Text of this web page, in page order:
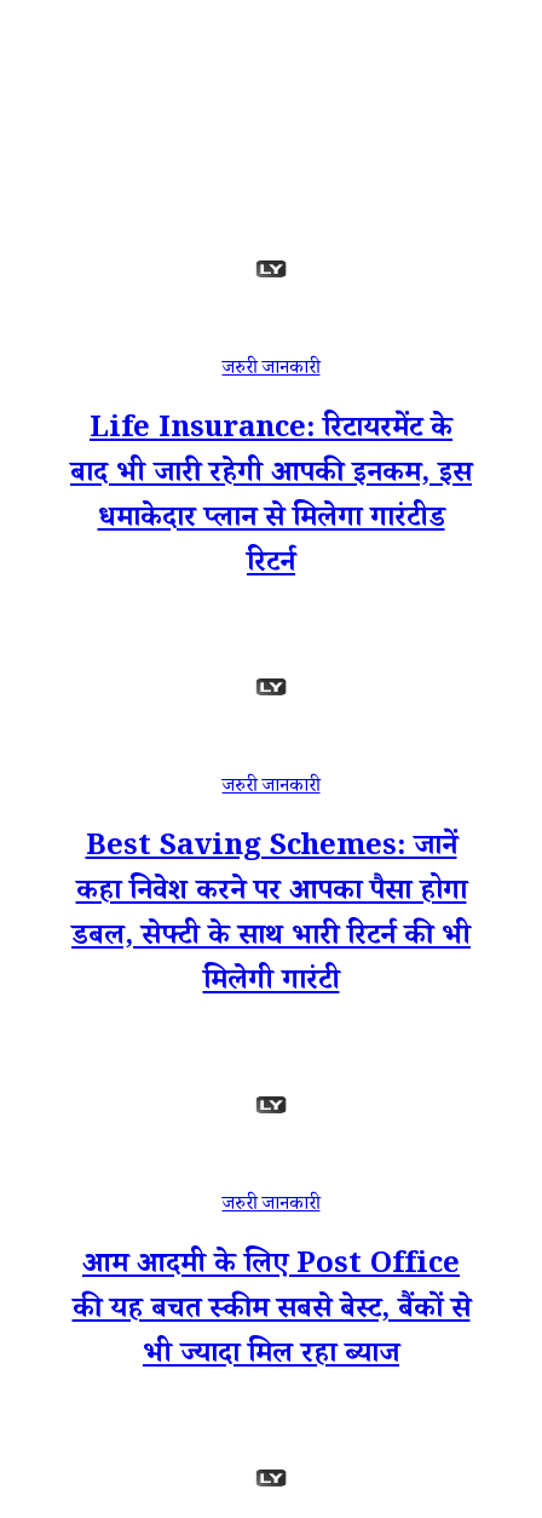
जरुरी जानकारी
Life Insurance: रिटायरमेंट के
बाद भी जारी रहेगी आपकी इनकम, इस
धमाकेदार प्लान से मिलेगा गारंटीड
रिटर्न
जरुरी जानकारी
Best Saving Schemes: जानें
कहा निवेश करने पर आपका पैसा होगा
डबल, सेफ्टी के साथ भारी रिटर्न की भी
मिलेगी गारंटी
जरुरी जानकारी
आम आदमी के लिए Post Office
की यह बचत स्कीम सबसे बेस्ट, बैंकों से
भी ज्यादा मिल रहा ब्याज